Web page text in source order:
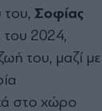
Σοφίας
του 2024,
του, μαζί με
στο χώρο